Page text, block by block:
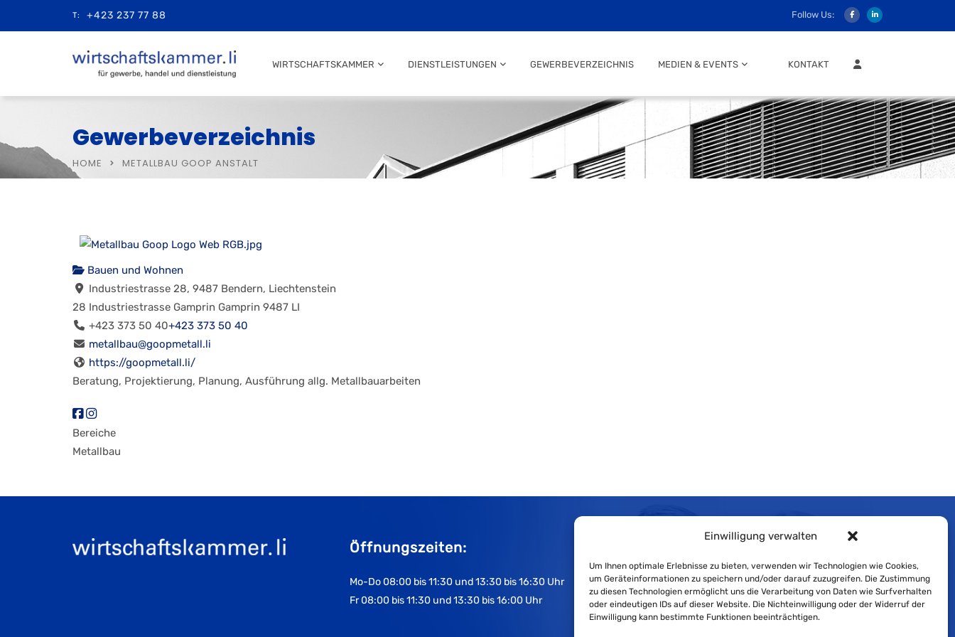
Einwilligung verwalten
Um Ihnen optimale Erlebnisse zu bieten, verwenden wir Technologien wie Cookies,
um Geräteinformationen zu speichern und/oder darauf zuzugreifen. Die Zustimmung
zu diesen Technologien ermöglicht uns die Verarbeitung von Daten wie Surfverhalten
oder eindeutigen IDs auf dieser Website. Die Nichteinwilligung oder der Widerruf der
Einwilligung kann bestimmte Funktionen beeinträchtigen.
T: +423 237 77 88 Follow Us:
WIRTSCHAFTSKAMMER DIENSTLEISTUNGEN GEWERBEVERZEICHNIS MEDIEN & EVENTS KONTAKT MITGLIEDER LOGIN
Gewerbeverzeichnis
HOME METALLBAU GOOP ANSTALT
Bauen und Wohnen
Industriestrasse 28, 9487 Bendern, Liechtenstein
28 Industriestrasse Gamprin Gamprin 9487 LI
+423 373 50 40+423 373 50 40
metallbau@goopmetall.li
https://goopmetall.li/
Beratung, Projektierung, Planung, Ausführung allg. Metallbauarbeiten
Bereiche
Metallbau
Öffnungszeiten:
Mo-Do 08:00 bis 11:30 und 13:30 bis 16:30 Uhr
Fr 08:00 bis 11:30 und 13:30 bis 16:00 Uhr
Cookie-Richtlinie
Datenschutzerklärung